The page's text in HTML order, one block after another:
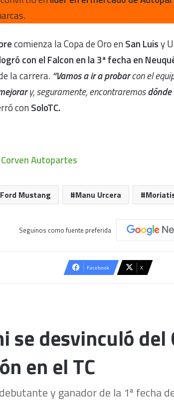
comienza la Copa de Oro enSan Luisy
con el Falcon en la 3ª fecha en
la carrera. “Vamos a ir a probarcon el
y, seguramente, encontraremosdónde
conSoloTC.
Autopartes
Ford Mustang Manu Urcera
Seguinos como fuente preferida
Facebook X